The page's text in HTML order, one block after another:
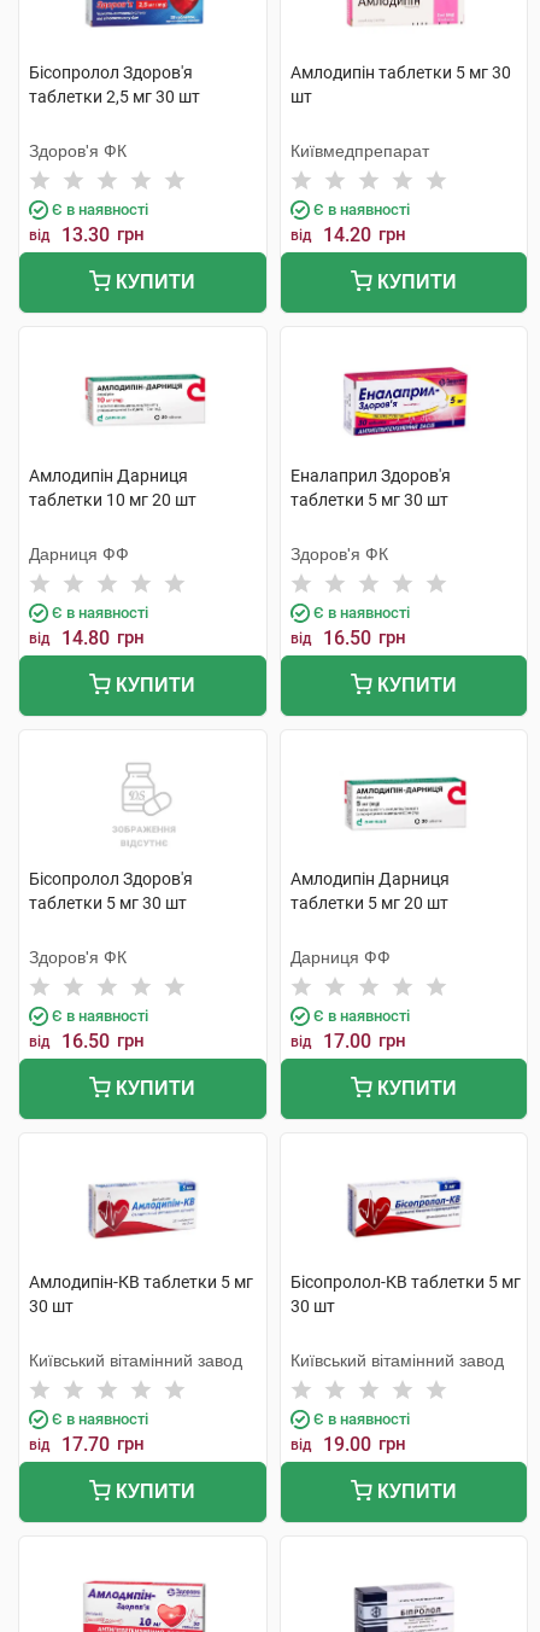
Бісопролол Здоров'я
таблетки 2,5 мг 30 шт
Здоров'я ФК
Є в наявності
від 13.30 грн
КУПИТИ
Амлодипін таблетки 5 мг 30
шт
Київмедпрепарат
Є в наявності
від 14.20 грн
КУПИТИ
Амлодипін Дарниця
таблетки 10 мг 20 шт
Дарниця ФФ
Є в наявності
від 14.80 грн
КУПИТИ
Еналаприл Здоров'я
таблетки 5 мг 30 шт
Здоров'я ФК
Є в наявності
від 16.50 грн
КУПИТИ
Бісопролол Здоров'я
таблетки 5 мг 30 шт
Здоров'я ФК
Є в наявності
від 16.50 грн
КУПИТИ
Амлодипін Дарниця
таблетки 5 мг 20 шт
Дарниця ФФ
Є в наявності
від 17.00 грн
КУПИТИ
Амлодипін-КВ таблетки 5 мг
30 шт
Київський вітамінний завод
Є в наявності
від 17.70 грн
КУПИТИ
Бісопролол-КВ таблетки 5 мг
30 шт
Київський вітамінний завод
Є в наявності
від 19.00 грн
КУПИТИ